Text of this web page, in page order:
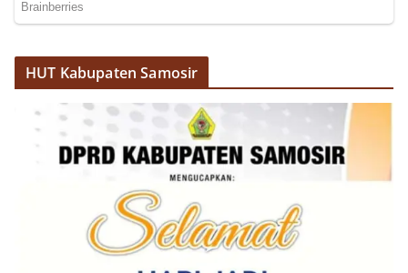
sambang ini adalah imbauan kepada warga untuk
memasang bendera Merah Putih secara penuh,
penghormatan dan rasa cinta tanah air
menjelang perayaan HUT Kemerdekaan RI.
Petugas mengingatkan bahwa pemasangan
bendera dengan benar merupakan salah satu
wujud nyata partisipasi masyarakat dalam
memperingati hari bersejarah bangsa
Indonesia.‎‎”Kami mengimbau kepada seluruh
warga agar mulai mempersiapkan dan memasang
bendera Merah Putih di depan rumah masing-
masing secara penuh. Ini adalah bentuk
penghormatan kita bersama terhadap
HUT Kabupaten Samosir